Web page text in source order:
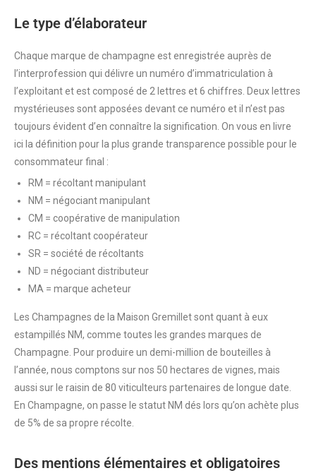
Le type d’élaborateur
Chaque marque de champagne est enregistrée auprès de
l’interprofession qui délivre un numéro d’immatriculation à
l’exploitant et est composé de 2 lettres et 6 chiffres. Deux lettres
mystérieuses sont apposées devant ce numéro et il n’est pas
toujours évident d’en connaître la signification. On vous en livre
ici la définition pour la plus grande transparence possible pour le
consommateur final :
RM = récoltant manipulant
NM = négociant manipulant
CM = coopérative de manipulation
RC = récoltant coopérateur
SR = société de récoltants
ND = négociant distributeur
MA = marque acheteur
Les Champagnes de la Maison Gremillet sont quant à eux
estampillés NM, comme toutes les grandes marques de
Champagne. Pour produire un demi-million de bouteilles à
l’année, nous comptons sur nos 50 hectares de vignes, mais
aussi sur le raisin de 80 viticulteurs partenaires de longue date.
En Champagne, on passe le statut NM dés lors qu’on achète plus
de 5% de sa propre récolte.
Des mentions élémentaires et obligatoires